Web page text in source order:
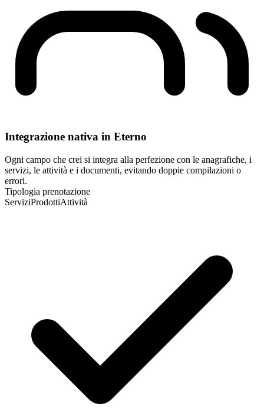
Integrazione nativa in Eterno
Ogni campo che crei si integra alla perfezione con le anagrafiche, i
servizi, le attività e i documenti, evitando doppie compilazioni o
errori.
Tipologia prenotazione
ServiziProdottiAttività